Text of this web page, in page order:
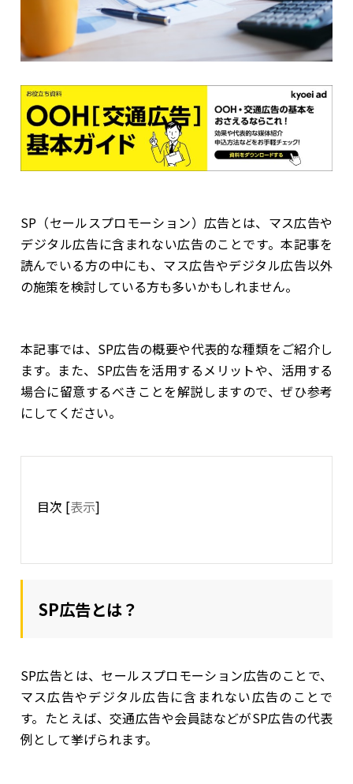
SP（セールスプロモーション）広告とは、マス広告や
デジタル広告に含まれない広告のことです。本記事を
読んでいる方の中にも、マス広告やデジタル広告以外
の施策を検討している方も多いかもしれません。
本記事では、SP広告の概要や代表的な種類をご紹介し
ます。また、SP広告を活用するメリットや、活用する
場合に留意するべきことを解説しますので、ぜひ参考
にしてください。
目次 [表示]
SP広告とは？
SP広告とは、セールスプロモーション広告のことで、
マス広告やデジタル広告に含まれない広告のことで
す。たとえば、交通広告や会員誌などがSP広告の代表
例として挙げられます。